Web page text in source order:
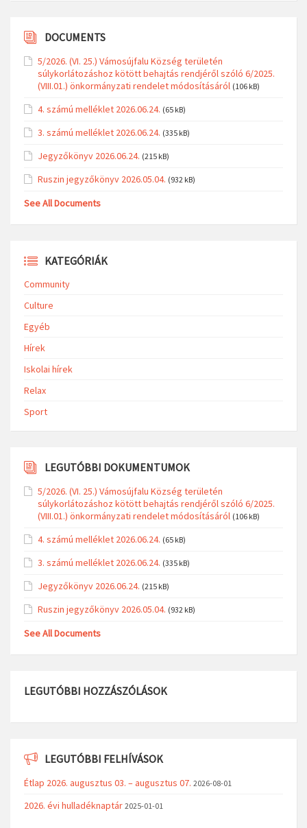
DOCUMENTS
5/2026. (VI. 25.) Vámosújfalu Község területén
súlykorlátozáshoz kötött behajtás rendjéről szóló 6/2025.
(VIII.01.) önkormányzati rendelet módosításáról (106 kB)
4. számú melléklet 2026.06.24. (65 kB)
3. számú melléklet 2026.06.24. (335 kB)
Jegyzőkönyv 2026.06.24. (215 kB)
Ruszin jegyzőkönyv 2026.05.04. (932 kB)
See All Documents
KATEGÓRIÁK
Community
Culture
Egyéb
Hírek
Iskolai hírek
Relax
Sport
LEGUTÓBBI DOKUMENTUMOK
5/2026. (VI. 25.) Vámosújfalu Község területén
súlykorlátozáshoz kötött behajtás rendjéről szóló 6/2025.
(VIII.01.) önkormányzati rendelet módosításáról (106 kB)
4. számú melléklet 2026.06.24. (65 kB)
3. számú melléklet 2026.06.24. (335 kB)
Jegyzőkönyv 2026.06.24. (215 kB)
Ruszin jegyzőkönyv 2026.05.04. (932 kB)
See All Documents
LEGUTÓBBI HOZZÁSZÓLÁSOK
LEGUTÓBBI FELHÍVÁSOK
Étlap 2026. augusztus 03. – augusztus 07. 2026-08-01
2026. évi hulladéknaptár 2025-01-01